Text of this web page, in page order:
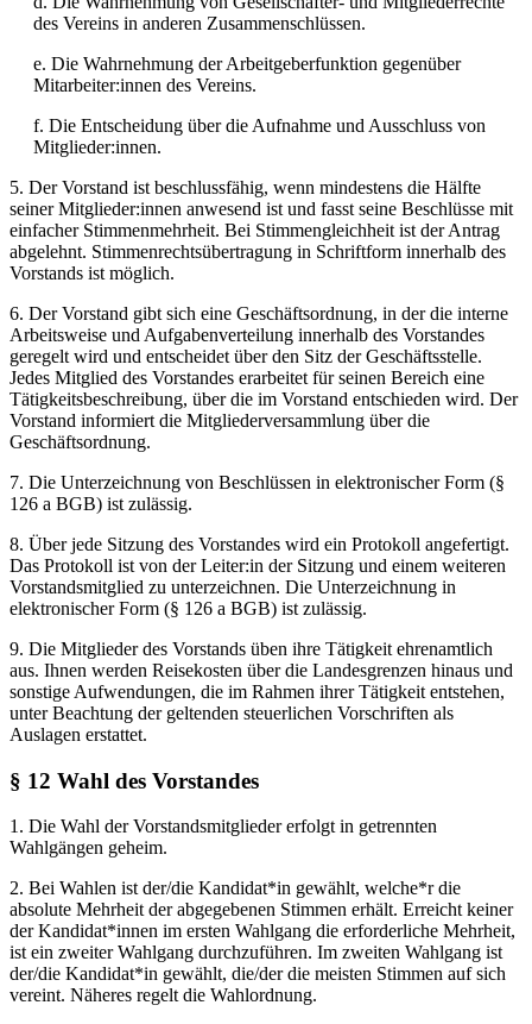
des Vereins in anderen Zusammenschlüssen.
e. Die Wahrnehmung der Arbeitgeberfunktion gegenüber
Mitarbeiter:innen des Vereins.
f. Die Entscheidung über die Aufnahme und Ausschluss von
Mitglieder:innen.
5. Der Vorstand ist beschlussfähig, wenn mindestens die Hälfte
seiner Mitglieder:innen anwesend ist und fasst seine Beschlüsse mit
einfacher Stimmenmehrheit. Bei Stimmengleichheit ist der Antrag
abgelehnt. Stimmenrechtsübertragung in Schriftform innerhalb des
Vorstands ist möglich.
6. Der Vorstand gibt sich eine Geschäftsordnung, in der die interne
Arbeitsweise und Aufgabenverteilung innerhalb des Vorstandes
geregelt wird und entscheidet über den Sitz der Geschäftsstelle.
Jedes Mitglied des Vorstandes erarbeitet für seinen Bereich eine
Tätigkeitsbeschreibung, über die im Vorstand entschieden wird. Der
Vorstand informiert die Mitgliederversammlung über die
Geschäftsordnung.
7. Die Unterzeichnung von Beschlüssen in elektronischer Form (§
126 a BGB) ist zulässig.
8. Über jede Sitzung des Vorstandes wird ein Protokoll angefertigt.
Das Protokoll ist von der Leiter:in der Sitzung und einem weiteren
Vorstandsmitglied zu unterzeichnen. Die Unterzeichnung in
elektronischer Form (§ 126 a BGB) ist zulässig.
9. Die Mitglieder des Vorstands üben ihre Tätigkeit ehrenamtlich
aus. Ihnen werden Reisekosten über die Landesgrenzen hinaus und
sonstige Aufwendungen, die im Rahmen ihrer Tätigkeit entstehen,
unter Beachtung der geltenden steuerlichen Vorschriften als
Auslagen erstattet.
§ 12 Wahl des Vorstandes
1. Die Wahl der Vorstandsmitglieder erfolgt in getrennten
Wahlgängen geheim.
2. Bei Wahlen ist der/die Kandidat*in gewählt, welche*r die
absolute Mehrheit der abgegebenen Stimmen erhält. Erreicht keiner
der Kandidat*innen im ersten Wahlgang die erforderliche Mehrheit,
ist ein zweiter Wahlgang durchzuführen. Im zweiten Wahlgang ist
der/die Kandidat*in gewählt, die/der die meisten Stimmen auf sich
vereint. Näheres regelt die Wahlordnung.